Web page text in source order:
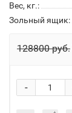
Вес, кг.:
Зольный ящик:
128800 руб.
-